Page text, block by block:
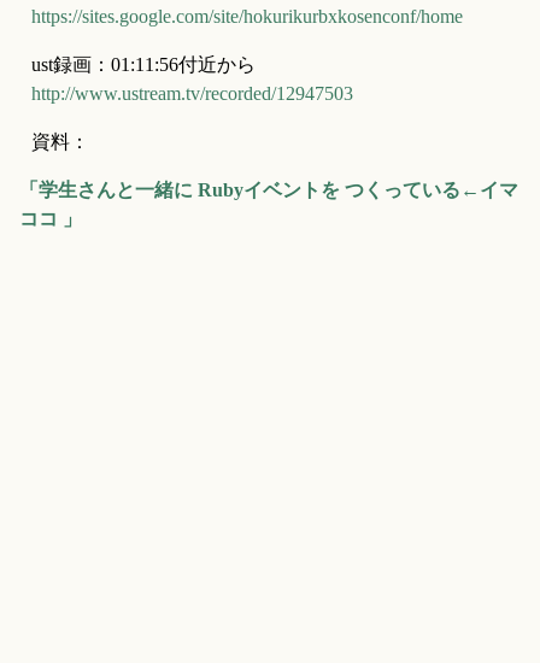
https://sites.google.com/site/hokurikurbxkosenconf/home
http://www.ustream.tv/recorded/12947503
資料：
「学生さんと一緒に Rubyイベントを つくっている←イマ
ココ 」